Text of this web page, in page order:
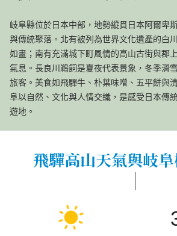
岐阜縣位於日本中部，地勢縱貫日本阿爾卑
與傳統聚落。北有被列為世界文化遺產的白
如畫；南有充滿城下町風情的高山古街與郡
氣息。長良川鵜飼是夏夜代表景象，冬季滑
旅客。美食如飛驒牛、朴葉味噌、五平餅與
阜以自然、文化與人情交織，是感受日本傳
遊地。
飛驒高山天氣與岐